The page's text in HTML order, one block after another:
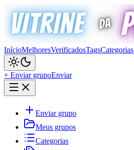
InícioMelhoresVerificadosTagsCategorias
+ Enviar grupoEnviar
Enviar grupo
Meus grupos
Categorias